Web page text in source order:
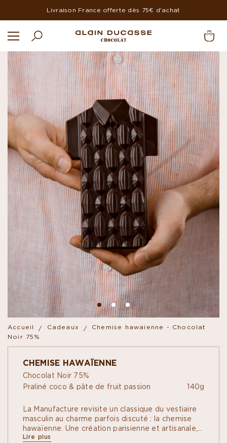
Livraison France offerte dès 75€ d'achat
Accueil Cadeaux
Chemise hawaïenne - Chocolat
Noir 75%
CHEMISE HAWAÏENNE
Chocolat Noir 75%
Praliné coco & pâte de fruit passion
140g
La Manufacture revisite un classique du vestiaire
masculin au charme parfois discuté : la chemise
hawaïenne. Une création parisienne et artisanale,
réalisée en chocolat noir Assemblage Signature
Lire plus